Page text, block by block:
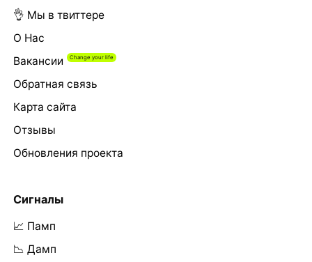
👌 Мы в твиттере
О Нас
Вакансии
Обратная связь
Карта сайта
Отзывы
Обновления проекта
Сигналы
📈 Памп
📉 Дамп